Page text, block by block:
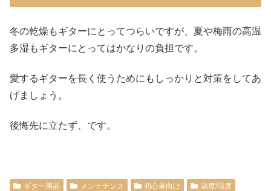
冬の乾燥もギターにとってつらいですが、夏や梅雨の高温
多湿もギターにとってはかなりの負担です。
愛するギターを長く使うためにもしっかりと対策をしてあ
げましょう。
後悔先に立たず、です。
ギター用品 メンテナンス 初心者向け 温度/湿度